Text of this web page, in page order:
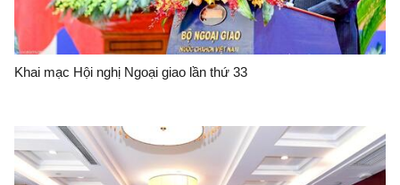
Khai mạc Hội nghị Ngoại giao lần thứ 33